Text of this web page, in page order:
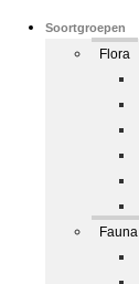
Soortgroepen
Flora
Fauna